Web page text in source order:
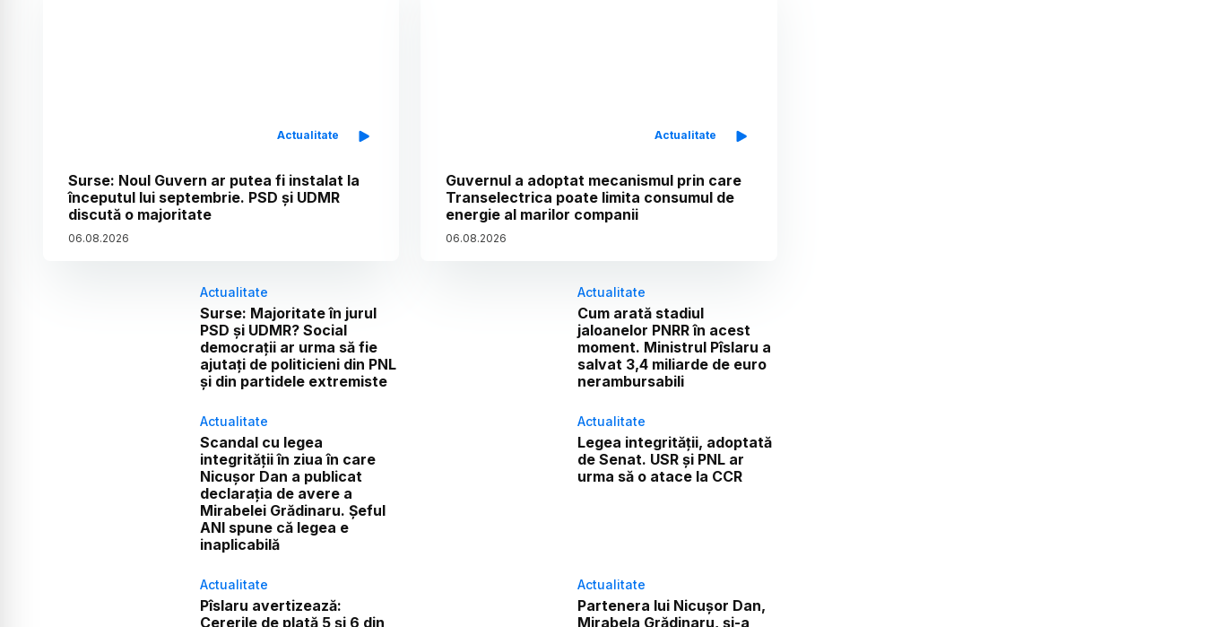
Actualitate
Surse: Noul Guvern ar putea fi instalat la
începutul lui septembrie. PSD și UDMR
discută o majoritate
06.08.2026
Actualitate
Guvernul a adoptat mecanismul prin care
Transelectrica poate limita consumul de
energie al marilor companii
06.08.2026
Actualitate
Surse: Majoritate în jurul
PSD și UDMR? Social
democrații ar urma să fie
ajutați de politicieni din PNL
și din partidele extremiste
Actualitate
Cum arată stadiul
jaloanelor PNRR în acest
moment. Ministrul Pîslaru a
salvat 3,4 miliarde de euro
nerambursabili
Actualitate
Scandal cu legea
integrității în ziua în care
Nicușor Dan a publicat
declarația de avere a
Mirabelei Grădinaru. Șeful
ANI spune că legea e
inaplicabilă
Actualitate
Legea integrității, adoptată
de Senat. USR și PNL ar
urma să o atace la CCR
Actualitate
Pîslaru avertizează:
Cererile de plată 5 și 6 din
Actualitate
Partenera lui Nicușor Dan,
Mirabela Grădinaru, și-a